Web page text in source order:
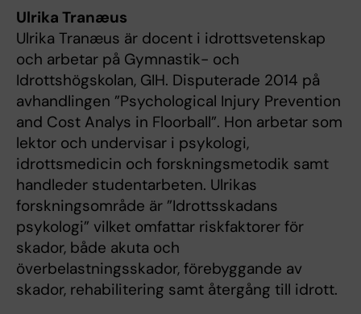
Ulrika Tranæus
Ulrika Tranæus är docent i idrottsvetenskap
och arbetar på Gymnastik- och
Idrottshögskolan, GIH. Disputerade 2014 på
avhandlingen ”Psychological Injury Prevention
and Cost Analys in Floorball”. Hon arbetar som
lektor och undervisar i psykologi,
idrottsmedicin och forskningsmetodik samt
handleder studentarbeten. Ulrikas
forskningsområde är ”Idrottsskadans
psykologi” vilket omfattar riskfaktorer för
skador, både akuta och
överbelastningsskador, förebyggande av
skador, rehabilitering samt återgång till idrott.